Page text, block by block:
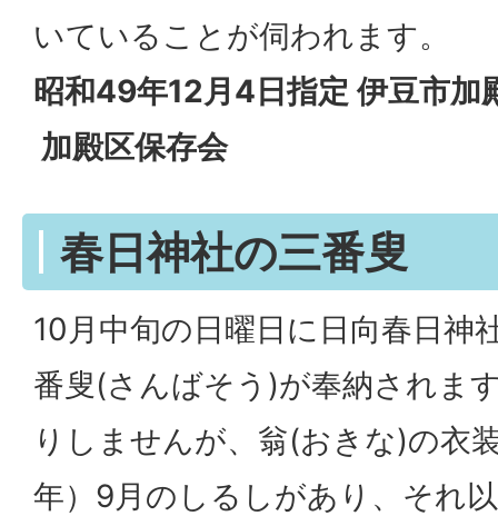
いていることが伺われます。
昭和49年12月4日指定 伊豆市
加殿区保存会
春日神社の三番叟
10月中旬の日曜日に日向春日神
番叟(さんばそう)が奉納されま
りしませんが、翁(おきな)の衣
年）9月のしるしがあり、それ